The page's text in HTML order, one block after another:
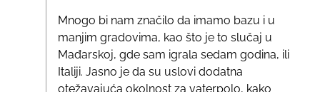
Mnogo bi nam značilo da imamo bazu i u
manjim gradovima, kao što je to slučaj u
Mađarskoj, gde sam igrala sedam godina, ili
Italiji. Jasno je da su uslovi dodatna
otežavajuća okolnost za vaterpolo, kako